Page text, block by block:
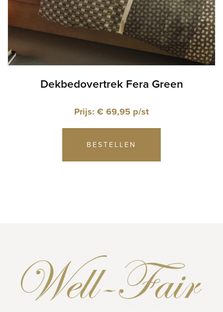
Dekbedovertrek Fera Green
Prijs: € 69,95 p/st
BESTELLEN